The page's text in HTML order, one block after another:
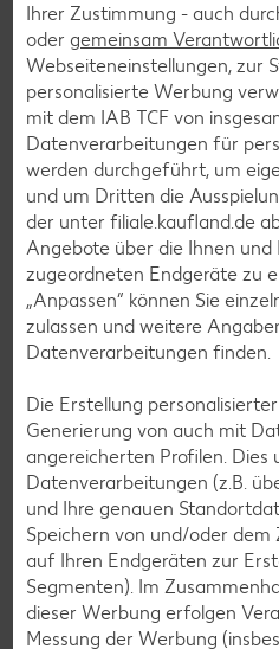
K-TAKE IT VEGGIE
Veganer Cocogurt vegan,
versch. Sorten
je 400-g-Becher
(1 kg = 3.23)
nur
1.29
Diese Artikel findest
Frischetheke
ROYAL ORANGE
Maasdam
je 100 g
-56%
0.69
Ihrer Zustimmung - auch
oder gemeinsam
Webseiteneinstellungen, zur
personalisierte Werbung
mit dem IAB TCF von
Datenverarbeitungen für
werden durchgeführt, um
und um Dritten die
der unter filiale.kaufland.de
Angebote über die Ihnen
zugeordneten Endgeräte zu
„Anpassen“ können Sie
zulassen und weitere
Datenverarbeitungen finden.
Die Erstellung
Generierung von auch mit
angereicherten Profilen. Dies
Datenverarbeitungen (z.B.
und Ihre genauen
Speichern von und/oder
auf Ihren Endgeräten zur
Segmenten). Im
dieser Werbung erfolgen
Messung der Werbung